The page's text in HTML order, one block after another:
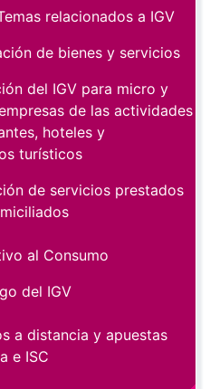
relacionados a IGV
de bienes y servicios
del IGV para micro y
de las actividades
hoteles y
turísticos
de servicios prestados
al Consumo
del IGV
a distancia y apuestas
e ISC